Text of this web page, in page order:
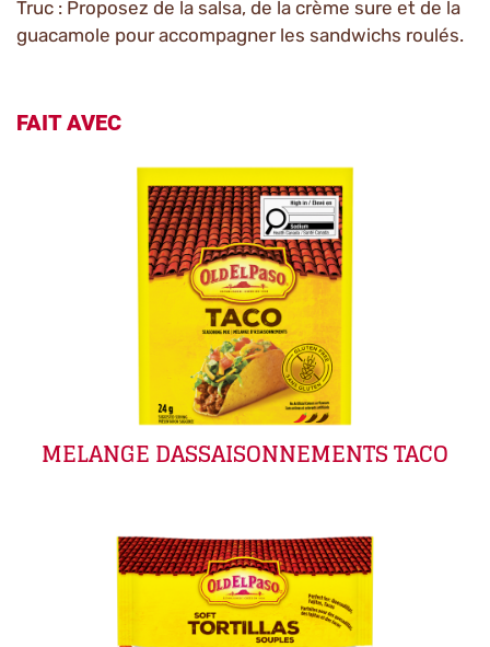
Truc : Proposez de la salsa, de la crème sure et de la
guacamole pour accompagner les sandwichs roulés.
FAIT AVEC
MELANGE DASSAISONNEMENTS TACO